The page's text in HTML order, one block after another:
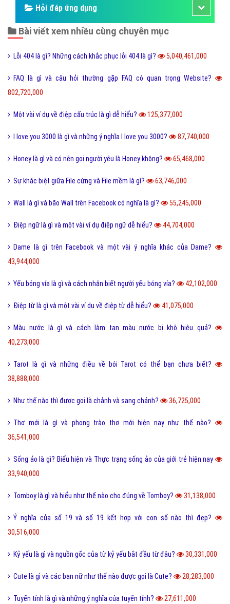
Hỏi đáp ứng dụng
Bài viết xem nhiều cùng chuyên mục
Lỗi 404 là gì? Những cách khắc phục lỗi 404 là gì? 5,040,461,000
FAQ là gì và câu hỏi thường gặp FAQ có quan trọng Website?
802,720,000
Một vài ví dụ về điệp cấu trúc là gì dễ hiểu? 125,377,000
I love you 3000 là gì và những ý nghĩa I love you 3000? 87,740,000
Honey là gì và có nên gọi người yêu là Honey không? 65,468,000
Sự khác biệt giữa File cứng và File mềm là gì? 63,746,000
Wall là gì và bão Wall trên Facebook có nghĩa là gì? 55,245,000
Điệp ngữ là gì và một vài ví dụ điệp ngữ dễ hiểu? 44,704,000
Dame là gì trên Facebook và một vài ý nghĩa khác của Dame?
43,944,000
Yếu bóng vía là gì và cách nhận biết người yếu bóng vía? 42,102,000
Điệp từ là gì và một vài ví dụ về điệp từ dễ hiểu? 41,075,000
Màu nước là gì và cách làm tan màu nước bị khô hiệu quả?
40,273,000
Tarot là gì và những điều về bói Tarot có thể bạn chưa biết?
38,888,000
Như thế nào thì được gọi là chảnh và sang chảnh? 36,725,000
Thơ mới là gì và phong trào thơ mới hiện nay như thế nào?
36,541,000
Sống ảo là gì? Biểu hiện và Thực trạng sống ảo của giới trẻ hiện nay
33,940,000
Tomboy là gì và hiểu như thế nào cho đúng về Tomboy? 31,138,000
Ý nghĩa của số 19 và số 19 kết hợp với con số nào thì đẹp?
30,516,000
Kỷ yếu là gì và nguồn gốc của từ kỷ yếu bắt đầu từ đâu? 30,331,000
Cute là gì và các bạn nữ như thế nào được gọi là Cute? 28,283,000
Tuyến tính là gì và những ý nghĩa của tuyến tính? 27,611,000